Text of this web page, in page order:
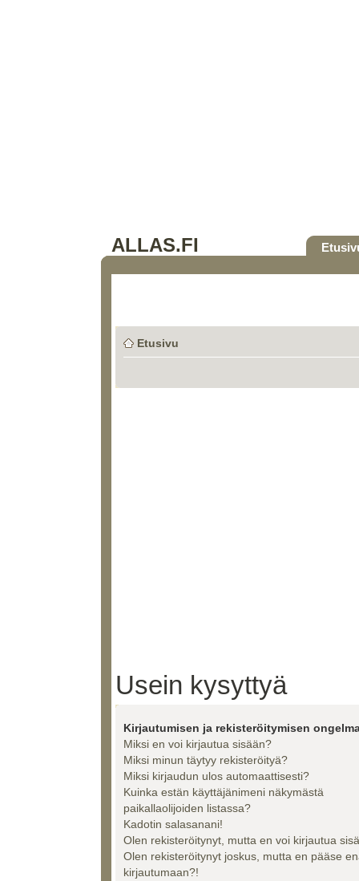
ALLAS.FI
Etusivu
Usein kysyttyä
Kirjautumisen ja rekisteröitymisen
Miksi en voi kirjautua sisään?
Miksi minun täytyy rekisteröityä?
Miksi kirjaudun ulos automaattisesti?
Kuinka estän käyttäjänimeni näkymästä
paikallaolijoiden listassa?
Kadotin salasanani!
Olen rekisteröitynyt, mutta en voi kirjautua
Olen rekisteröitynyt joskus, mutta en pääse
kirjautumaan?!